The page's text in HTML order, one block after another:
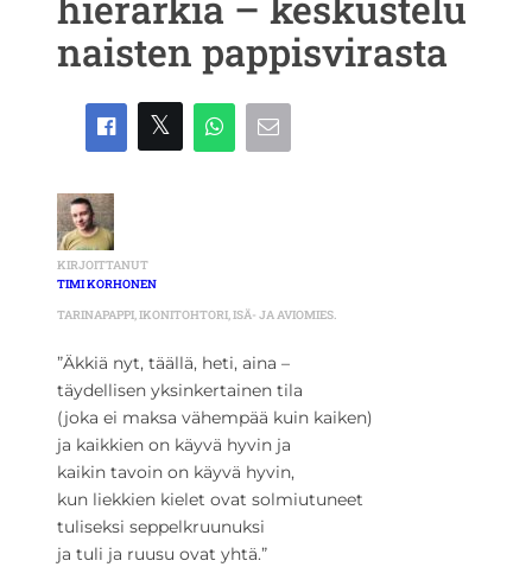
naisten pappisvirasta
KIRJOITTANUT
TIMI KORHONEN
TARINAPAPPI, IKONITOHTORI, ISÄ- JA AVIOMIES.
”Äkkiä nyt, täällä, heti, aina –
täydellisen yksinkertainen tila
(joka ei maksa vähempää kuin kaiken)
ja kaikkien on käyvä hyvin ja
kaikin tavoin on käyvä hyvin,
kun liekkien kielet ovat solmiutuneet
tuliseksi seppelkruunuksi
ja tuli ja ruusu ovat yhtä.”